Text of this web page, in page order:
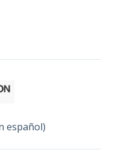
español)